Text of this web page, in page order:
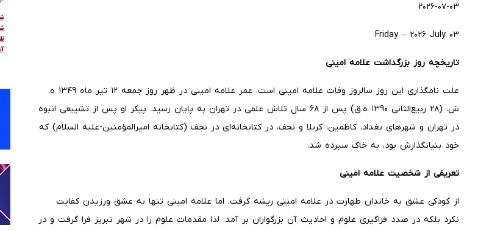
۲۰۲۶-۰۷-۰۳
Friday – ۲۰۲۶ July ۰۳
تاریخچه روز بزرگداشت علامه امینی
علت نامگذاری این روز سالروز وفات علامه امینی است. عمر علامه امینی در ظهر روز جمعه ۱۲ تیر ماه ۱۳۴۹ ه.
ش. (۲۸ ربیع‌الثانی ۱۳۹۰ ه.ق) پس از ۶۸ سال تلاش علمی در تهران به پایان رسید. پیکر او پس از تشییعی انبوه
در تهران و شهر‌های بغداد، کاظمین، کربلا و نجف، در کتابخانه‌ای در نجف (کتابخانه امیرالمؤمنین-علیه السلام) که
خود بنیانگذارش بود، به خاک سپرده شد.
تعریفی از شخصیت علامه امینی
از کودکی عشق به خاندان طهارت در علامه امینی ریشه گرفت. اما علامه امینی تنها به عشق ورزیدن کفایت
نکرد بلکه در صدد فراگیری علوم و احادیث آن بزرگواران بر آمد؛ لذا مقدمات علوم را در شهر تبریز فرا گرفت و در